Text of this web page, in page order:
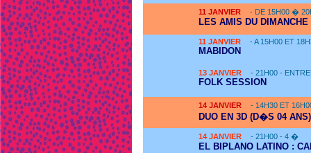
11 JANVIER - DE 15H00 �
LES AMIS DU
11 JANVIER - A 15H00 ET
MABIDON
13 JANVIER - 21H00 -
FOLK SESSION
14 JANVIER - 14H30 ET
DUO EN 3D (D�S 04 ANS)
14 JANVIER - 21H00 - 4 �
EL BIPLANO LATINO :